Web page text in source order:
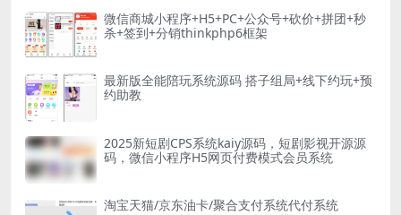
微信商城小程序+H5+PC+公众号+砍价+拼团+秒
杀+签到+分销thinkphp6框架
最新版全能陪玩系统源码 搭子组局+线下约玩+预
约助教
2025新短剧CPS系统kaiy源码，短剧影视开源源
码，微信小程序H5网页付费模式会员系统
淘宝天猫/京东油卡/聚合支付系统代付系统